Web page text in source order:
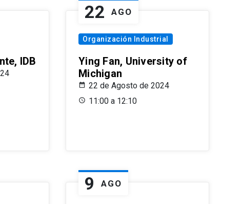
IDB
22 AGO
Organización Industrial
Ying Fan, University of
Michigan
22 de Agosto de 2024
11:00 a 12:10
9 AGO